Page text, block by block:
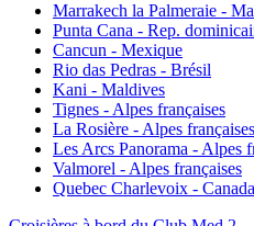
Marrakech la Palmeraie -
Punta Cana - Rep.
Cancun - Mexique
Rio das Pedras - Brésil
Kani - Maldives
Tignes - Alpes françaises
La Rosière - Alpes françaises
Les Arcs Panorama - Alpes
Valmorel - Alpes françaises
Quebec Charlevoix - Canada